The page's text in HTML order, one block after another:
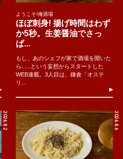
ようこそ!俺酒場
ほぼ刺身! 揚げ時間はわず
か5秒。生姜醤油でさっ
ぱ...
もし、あのシェフが家で酒場を開いた
ら......という妄想からスタートした
WEB連載。3人目は、鎌倉「オステ
リ...
2026.8.2 2026.8.6